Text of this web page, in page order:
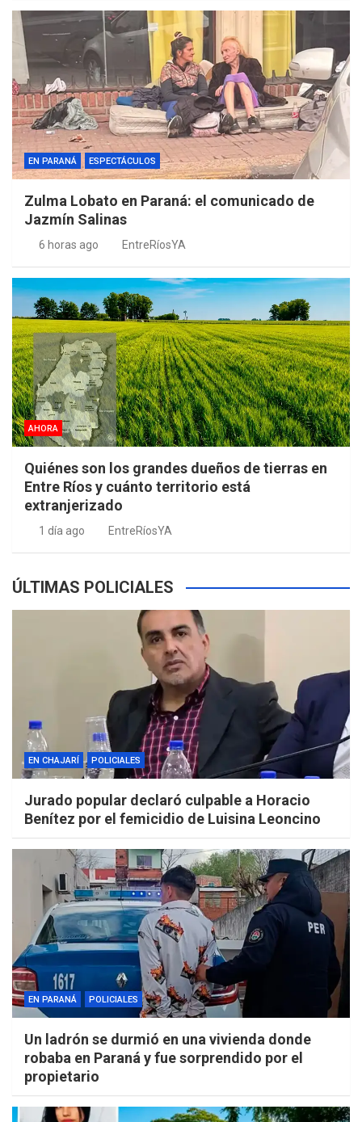
EN PARANÁ ESPECTÁCULOS
Zulma Lobato en Paraná: el comunicado de
Jazmín Salinas
6 horas ago EntreRíosYA
AHORA
Quiénes son los grandes dueños de tierras en
Entre Ríos y cuánto territorio está
extranjerizado
1 día ago EntreRíosYA
ÚLTIMAS POLICIALES
EN CHAJARÍ POLICIALES
Jurado popular declaró culpable a Horacio
Benítez por el femicidio de Luisina Leoncino
EN PARANÁ POLICIALES
Un ladrón se durmió en una vivienda donde
robaba en Paraná y fue sorprendido por el
propietario